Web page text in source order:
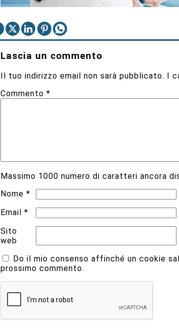
Lascia un commento
Il tuo indirizzo email non sarà pubblicato. I
Commento*
Massimo 1000 numero di caratteri ancora
Nome*
Email*
Sito
web
Do il mio consenso affinché un cookie
prossimo commento.